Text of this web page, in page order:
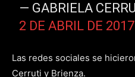
— GABRIELA
2 DE ABRIL DE 2017
Las redes sociales se
Cerruti y Brienza.